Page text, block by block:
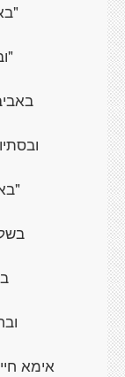
אימא